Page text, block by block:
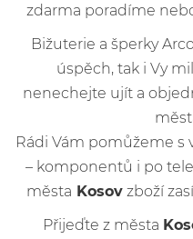
zdarma poradíme
Bižuterie a šperky
úspěch, tak i Vy
nenechejte ujít a
Rádi Vám pomůžeme
– komponentů i po
města Kosovzboží
Přijeďte z města